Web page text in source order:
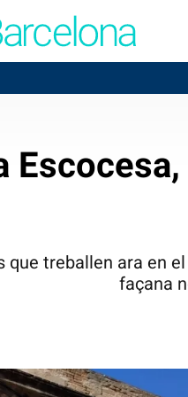
que treballen ara en
façana